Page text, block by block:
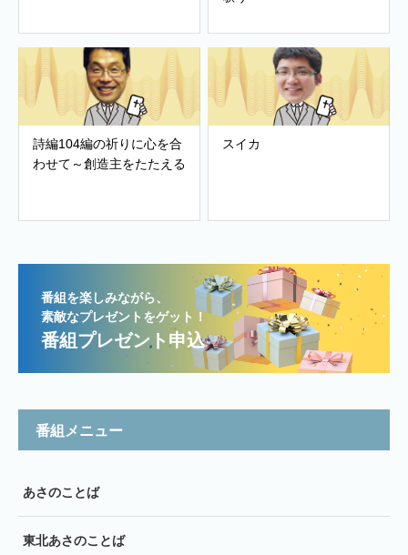
詩編104編の祈りに心を合
わせて～創造主をたたえる
スイカ
番組を楽しみながら、
素敵なプレゼントをゲット！
番組プレゼント申込
番組メニュー
あさのことば
東北あさのことば